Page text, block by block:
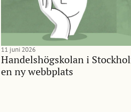
Handelshögskolan i
en ny webbplats
11 juni 2026